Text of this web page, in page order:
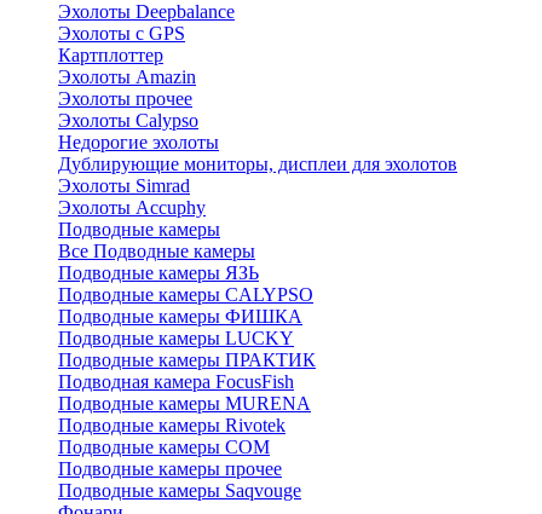
Эхолоты Deepbalance
Эхолоты с GPS
Картплоттер
Эхолоты Amazin
Эхолоты прочее
Эхолоты Calypso
Недорогие эхолоты
Дублирующие мониторы, дисплеи для эхолотов
Эхолоты Simrad
Эхолоты Accuphy
Подводные камеры
Все Подводные камеры
Подводные камеры ЯЗЬ
Подводные камеры CALYPSO
Подводные камеры ФИШКА
Подводные камеры LUCKY
Подводные камеры ПРАКТИК
Подводная камера FocusFish
Подводные камеры MURENA
Подводные камеры Rivotek
Подводные камеры СОМ
Подводные камеры прочее
Подводные камеры Saqvouge